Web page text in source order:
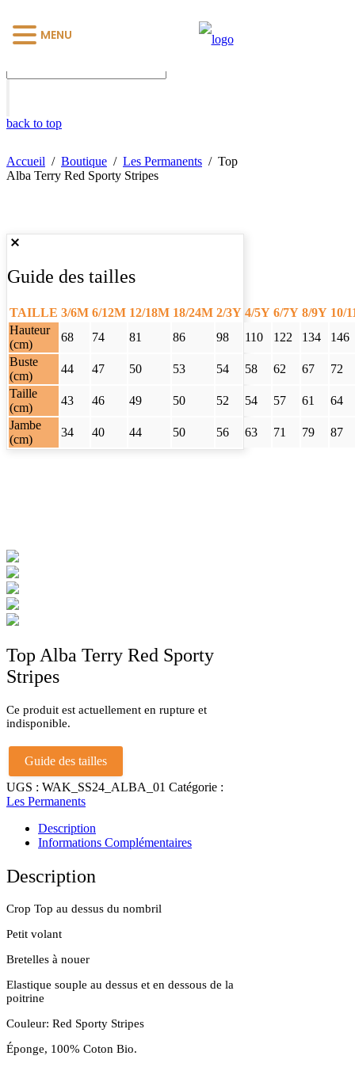
back to top
Accueil / Boutique / Les Permanents / Top
Alba Terry Red Sporty Stripes
Guide des tailles
TAILLE 3/6M 6/12M 12/18M 18/24M 2/3Y 4/5Y 6/7Y 8/9Y 10/
Hauteur
(cm)
68 74 81 86 98 110 122 134
146
Buste
(cm)
44 47 50 53 54 58 62 67
72
Taille
(cm)
43 46 49 50 52 54 57 61
64
Jambe
(cm)
34 40 44 50 56 63 71 79 87
Top Alba Terry Red Sporty
Stripes
Ce produit est actuellement en rupture et
indisponible.
Guide des tailles
UGS : WAK_SS24_ALBA_01 Catégorie :
Les Permanents
Description
Informations Complémentaires
Description
Crop Top au dessus du nombril
Petit volant
Bretelles à nouer
Elastique souple au dessus et en dessous de la
poitrine
Couleur: Red Sporty Stripes
Éponge, 100% Coton Bio.
MENU